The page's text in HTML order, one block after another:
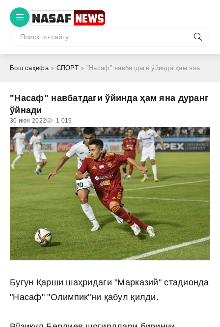
Бош саҳифа» СПОРТ » "Насаф" навбатдаги ўйинда ҳам яна дуранг ўйнади
"Насаф" навбатдаги ўйинда ҳам яна дуранг
ўйнади
30 июн 2022 1 019
Бугун Қарши шаҳридаги "Марказий" стадионда
"Насаф" "Олимпик"ни қабул қилди.